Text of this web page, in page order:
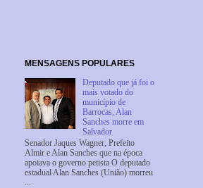
MENSAGENS POPULARES
Deputado que já foi o
mais votado do
município de
Barrocas, Alan
Sanches morre em
Salvador
Senador Jaques Wagner, Prefeito
Almir e Alan Sanches que na época
apoiava o governo petista O deputado
estadual Alan Sanches (União) morreu
...